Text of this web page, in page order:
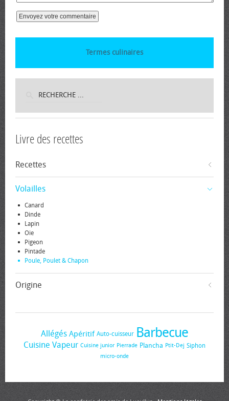
Termes culinaires
Livre des recettes
Recettes
Volailles
Canard
Dinde
Lapin
Oie
Pigeon
Pintade
Poule, Poulet & Chapon
Origine
Allégés Apéritif Auto-cuisseur Barbecue
Cuisine Vapeur Cuisine junior Pierrade Plancha Ptit-Dej Siphon
micro-onde